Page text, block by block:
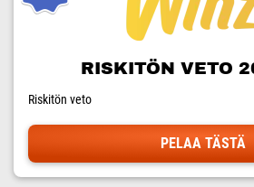
RISKITÖN VETO
Riskitön veto
PELAA TÄSTÄ